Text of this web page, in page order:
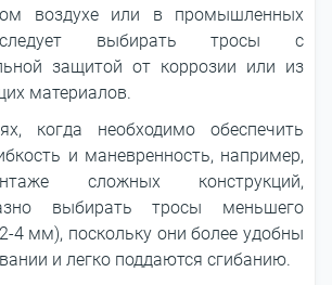
воздухе или в промышленных
выбирать тросы с
защитой от коррозии или из
материалов.
когда необходимо обеспечить
и маневренность, например,
сложных конструкций,
выбирать тросы меньшего
4 мм), поскольку они более удобны
и легко поддаются сгибанию.